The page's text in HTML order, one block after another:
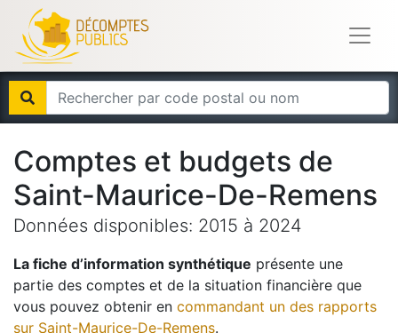
Comptes et budgets de
Saint-Maurice-De-Remens
Données disponibles: 2015 à 2024
La fiche d’information synthétique présente une
partie des comptes et de la situation financière que
vous pouvez obtenir en commandant un des rapports
sur Saint-Maurice-De-Remens.